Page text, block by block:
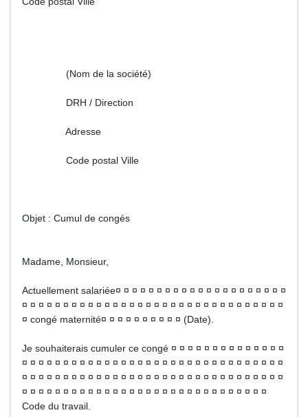
(Nom de la société)
DRH / Direction
Adresse
Code postal Ville
Objet : Cumul de congés
Madame, Monsieur,
Actuellement salariée¤ ¤ ¤ ¤ ¤ ¤ ¤ ¤ ¤ ¤ ¤ ¤ ¤ ¤ ¤ ¤ ¤ ¤ ¤ ¤ ¤
¤ ¤ ¤ ¤ ¤ ¤ ¤ ¤ ¤ ¤ ¤ ¤ ¤ ¤ ¤ ¤ ¤ ¤ ¤ ¤ ¤ ¤ ¤ ¤ ¤ ¤ ¤ ¤ ¤ ¤ ¤ ¤
¤ congé maternité¤ ¤ ¤ ¤ ¤ ¤ ¤ ¤ ¤ ¤ (Date).
Je souhaiterais cumuler ce congé ¤ ¤ ¤ ¤ ¤ ¤ ¤ ¤ ¤ ¤ ¤ ¤ ¤ ¤
¤ ¤ ¤ ¤ ¤ ¤ ¤ ¤ ¤ ¤ ¤ ¤ ¤ ¤ ¤ ¤ ¤ ¤ ¤ ¤ ¤ ¤ ¤ ¤ ¤ ¤ ¤ ¤ ¤ ¤ ¤ ¤
¤ ¤ ¤ ¤ ¤ ¤ ¤ ¤ ¤ ¤ ¤ ¤ ¤ ¤ ¤ ¤ ¤ ¤ ¤ ¤ ¤ ¤ ¤ ¤ ¤ ¤ ¤ ¤ ¤ ¤ ¤ ¤
¤ ¤ ¤ ¤ ¤ ¤ ¤ ¤ ¤ ¤ ¤ ¤ ¤ ¤ ¤ ¤ ¤ ¤ ¤ ¤ ¤ ¤ ¤ ¤ ¤ ¤ ¤ ¤ ¤ ¤
Code du travail.